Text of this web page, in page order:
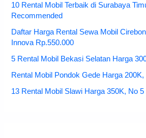
10 Rental Mobil Terbaik di Surabaya
Recommended
Daftar Harga Rental Sewa Mobil
Innova Rp.550.000
5 Rental Mobil Bekasi Selatan Harga
Rental Mobil Pondok Gede Harga
13 Rental Mobil Slawi Harga 350K, No